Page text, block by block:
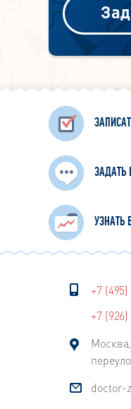
ЗАДАТЬ
УЗНАТЬ
+7 (495)
+7 (926)
doctor-